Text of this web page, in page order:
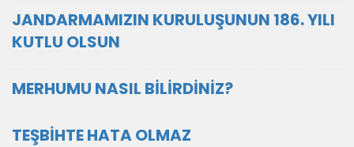
JANDARMAMIZIN KURULUŞUNUN 186. YILI
KUTLU OLSUN
MERHUMU NASIL BİLİRDİNİZ?
TEŞBİHTE HATA OLMAZ